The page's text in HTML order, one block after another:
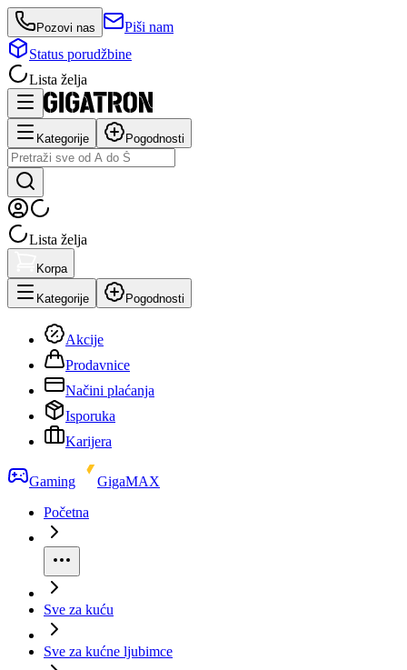
Pozovi nas
Piši nam
Status porudžbine
Lista želja
Kategorije Pogodnosti
Lista želja
Korpa
Kategorije Pogodnosti
Akcije
Prodavnice
Načini plaćanja
Isporuka
Karijera
Gaming
GigaMAX
Početna
Sve za kuću
Sve za kućne ljubimce